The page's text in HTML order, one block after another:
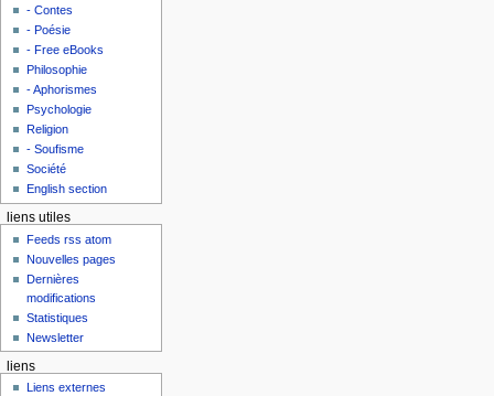
- Contes
- Poésie
- Free eBooks
Philosophie
- Aphorismes
Psychologie
Religion
- Soufisme
Société
English section
liens utiles
Feeds rss atom
Nouvelles pages
Dernières
modifications
Statistiques
Newsletter
liens
Liens externes